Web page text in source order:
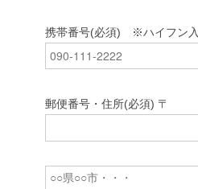
携帯番号(必須) ※ハイフン
郵便番号・住所(必須) 〒